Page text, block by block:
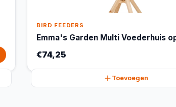
BIRD FEEDERS
Emma's Garden Multi Voederhuis
€74,25
Toevoegen